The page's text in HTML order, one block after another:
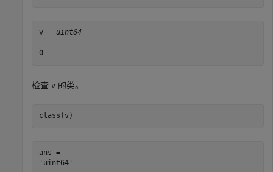
v = uint64
0
检查 v 的类。
class(v)
ans =